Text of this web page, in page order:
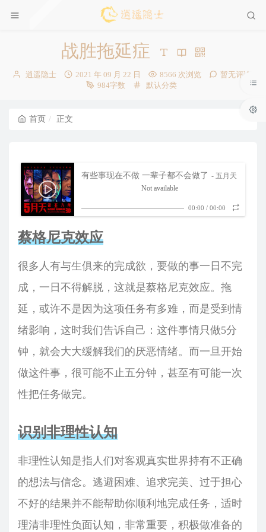
战胜拖延症
博
逍遥隐士
发
2021 年 09 月 22 日 8566 次浏览
暂无评论
984字数
分
默认分类
首页 正文
有些事现在不做 一辈子都不会做了 - 五月天
Not available
00:00 / 00:00
蔡格尼克效应
很多人有与生俱来的完成欲，要做的事一日不完
成，一日不得解脱，这就是蔡格尼克效应。拖
延，或许不是因为这项任务有多难，而是受到情
绪影响，这时我们告诉自己：这件事情只做5分
钟，就会大大缓解我们的厌恶情绪。而一旦开始
做这件事，很可能不止五分钟，甚至有可能一次
性把任务做完。
识别非理性认知
非理性认知是指人们对客观真实世界持有不正确
的想法与信念。逃避困难、追求完美、过于担心
不好的结果并不能帮助你顺利地完成任务，适时
理清非理性负面认知，非常重要，积极做准备的